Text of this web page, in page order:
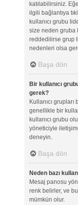
katılabilirsiniz.
ilgili bağlantıya
kullanıcı grubu
size neden gruba
reddedilirse grup
nedenleri olsa
Başa dön
Bir kullanıcı
gerek?
Kullanıcı
genellikle bir
kullanıcı grubu
yöneticiyle
deneyin.
Başa dön
Neden bazı
Mesaj panosu
renk belirler, ve
mümkün olur.